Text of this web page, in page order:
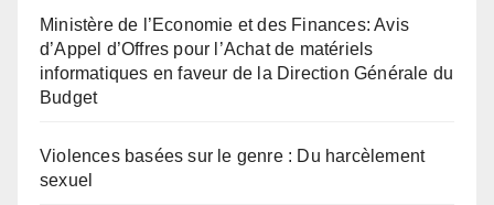
Ministère de l’Economie et des Finances: Avis
d’Appel d’Offres pour l’Achat de matériels
informatiques en faveur de la Direction Générale du
Budget
Violences basées sur le genre : Du harcèlement
sexuel